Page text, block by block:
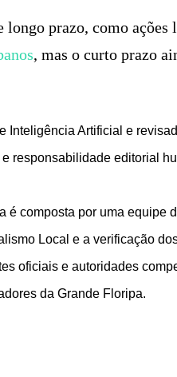
prazo, como ações
, mas o curto prazo
Inteligência Artificial e
responsabilidade editorial
é composta por uma equipe
Local e a verificação
oficiais e autoridades
da Grande Floripa.